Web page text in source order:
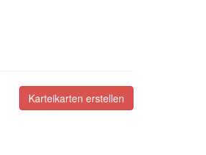
Karteikarten erstellen